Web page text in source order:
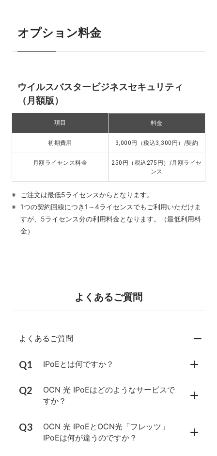
オプション料金
ウイルスバスタービジネスセキュリティ
（月額版）
項目 料金
初期費用 3,000円（税込3,300 円）/契約
月額ライセンス料金 250 円（税込275 円）/月額ライセ
ンス
ご注文は最低5ライセンスからとなります。
1つの契約回線につき1～4ライセンスでもご利用いただけま
すが、5ライセンス分の利用料金となります。（最低利用料
金）
よくあるご質問
よくあるご質問
IPoEとは何ですか？
OCN 光 IPoEはどのようなサービスで
すか？
OCN 光 IPoEとOCN光「フレッツ」
IPoEは何が違うのですか？